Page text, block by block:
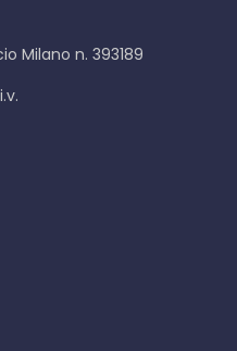
Milano n. 393189